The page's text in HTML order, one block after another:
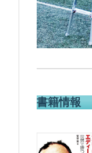
書籍情報